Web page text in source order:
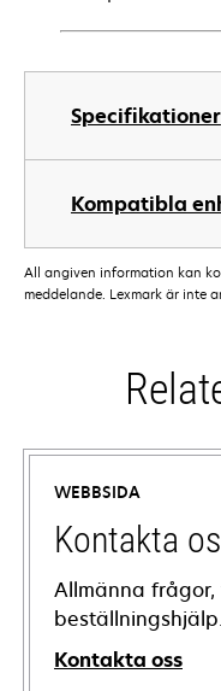
Specifikationer
Kompatibla
All angiven information kan
meddelande. Lexmark är inte
WEBBSIDA
Kontakta
Allmänna
beställningshjälp.
Kontakta oss